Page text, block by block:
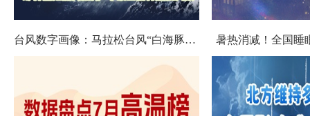
台风数字画像：马拉松台风“白海豚”将影响十余省份 暑热消减！全国睡